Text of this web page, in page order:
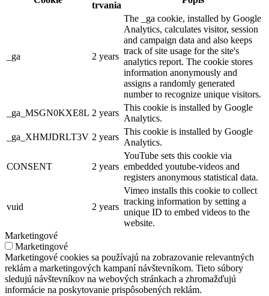
trvania
_ga 2 years
The _ga cookie, installed by Google
Analytics, calculates visitor, session
and campaign data and also keeps
track of site usage for the site's
analytics report. The cookie stores
information anonymously and
assigns a randomly generated
number to recognize unique visitors.
_ga_MSGN0KXE8L 2 years
This cookie is installed by Google
Analytics.
_ga_XHMJDRLT3V 2 years
This cookie is installed by Google
Analytics.
CONSENT 2 years
YouTube sets this cookie via
embedded youtube-videos and
registers anonymous statistical data.
vuid 2 years
Vimeo installs this cookie to collect
tracking information by setting a
unique ID to embed videos to the
website.
Marketingové
Marketingové
Marketingové cookies sa používajú na zobrazovanie relevantných
reklám a marketingových kampaní návštevníkom. Tieto súbory
sledujú návštevníkov na webových stránkach a zhromažďujú
informácie na poskytovanie prispôsobených reklám.